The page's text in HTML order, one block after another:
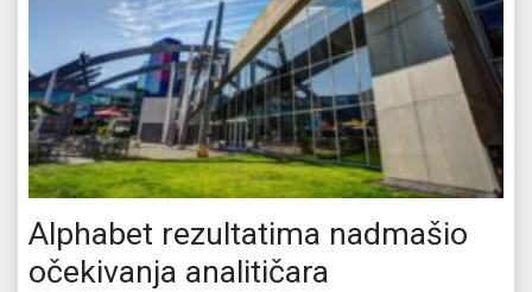
Alphabet rezultatima nadmašio
očekivanja analitičara